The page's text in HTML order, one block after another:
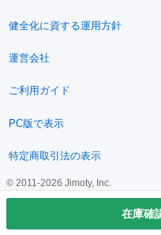
在庫確
健全化に資する運用方針
運営会社
ご利用ガイド
PC版で表示
特定商取引法の表示
© 2011-2026 Jimoty, Inc.